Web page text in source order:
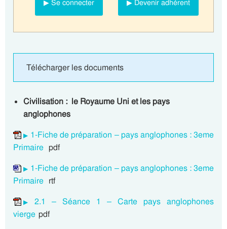
▶ Se connecter ▶ Devenir adhérent
Télécharger les documents
Civilisation : le Royaume Uni et les pays
anglophones
1-Fiche de préparation – pays anglophones : 3eme
Primaire pdf
1-Fiche de préparation – pays anglophones : 3eme
Primaire rtf
2.1 – Séance 1 – Carte pays anglophones
vierge pdf